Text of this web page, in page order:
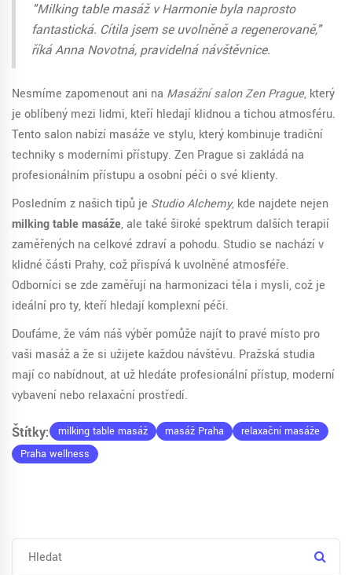
"Milking table masáž v Harmonie byla naprosto
fantastická. Cítila jsem se uvolněně a regenerovaně,"
říká Anna Novotná, pravidelná návštěvnice.
Nesmíme zapomenout ani na Masážní salon Zen Prague, který
je oblíbený mezi lidmi, kteří hledají klidnou a tichou atmosféru.
Tento salon nabízí masáže ve stylu, který kombinuje tradiční
techniky s moderními přístupy. Zen Prague si zakládá na
profesionálním přístupu a osobní péči o své klienty.
Posledním z našich tipů je Studio Alchemy, kde najdete nejen
milking table masáže, ale také široké spektrum dalších terapií
zaměřených na celkové zdraví a pohodu. Studio se nachází v
klidné části Prahy, což přispívá k uvolněné atmosféře.
Odborníci se zde zaměřují na harmonizaci těla i mysli, což je
ideální pro ty, kteří hledají komplexní péči.
Doufáme, že vám náš výběr pomůže najít to pravé místo pro
vaši masáž a že si užijete každou návštěvu. Pražská studia
mají co nabídnout, ať už hledáte profesionální přístup, moderní
vybavení nebo relaxační prostředí.
Štítky: milking table masáž masáž Praha
relaxační masáže
Praha wellness